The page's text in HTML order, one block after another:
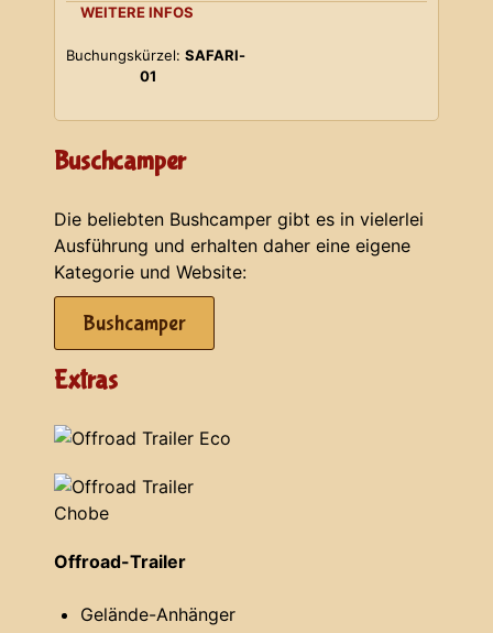
WEITERE INFOS
Buchungskürzel: SAFARI-
01
Buschcamper
Die beliebten Bushcamper gibt es in vielerlei
Ausführung und erhalten daher eine eigene
Kategorie und Website:
Bushcamper
Extras
Offroad-Trailer
Gelände-Anhänger